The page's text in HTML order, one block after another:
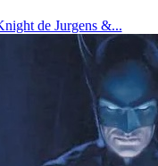
de Jurgens &...